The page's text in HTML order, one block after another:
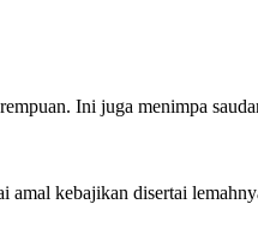
Ini juga menimpa
amal kebajikan disertai